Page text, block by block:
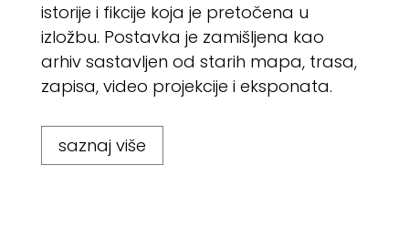
istorije i fikcije koja je pretočena u
izložbu. Postavka je zamišljena kao
arhiv sastavljen od starih mapa, trasa,
zapisa, video projekcije i eksponata.
saznaj više